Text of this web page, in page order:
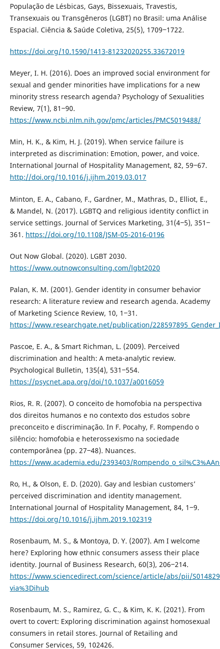
População de Lésbicas, Gays, Bissexuais, Travestis,
Transexuais ou Transgêneros (LGBT) no Brasil: uma Análise
Espacial. Ciência & Saúde Coletiva, 25(5), 1709‒1722.
https://doi.org/10.1590/1413-81232020255.33672019
Meyer, I. H. (2016). Does an improved social environment for
sexual and gender minorities have implications for a new
minority stress research agenda? Psychology of Sexualities
Review, 7(1), 81‒90.
https://www.ncbi.nlm.nih.gov/pmc/articles/PMC5019488/
Min, H. K., & Kim, H. J. (2019). When service failure is
interpreted as discrimination: Emotion, power, and voice.
International Journal of Hospitality Management, 82, 59‒67.
http://doi.org/10.1016/j.ijhm.2019.03.017
Minton, E. A., Cabano, F., Gardner, M., Mathras, D., Elliot, E.,
& Mandel, N. (2017). LGBTQ and religious identity conflict in
service settings. Journal of Services Marketing, 31(4‒5), 351‒
361. https://doi.org/10.1108/JSM-05-2016-0196
Out Now Global. (2020). LGBT 2030.
https://www.outnowconsulting.com/lgbt2020
Palan, K. M. (2001). Gender identity in consumer behavior
research: A literature review and research agenda. Academy
of Marketing Science Review, 10, 1‒31.
https://www.researchgate.net/publication/
Pascoe, E. A., & Smart Richman, L. (2009). Perceived
discrimination and health: A meta-analytic review.
Psychological Bulletin, 135(4), 531‒554.
https://psycnet.apa.org/doi/10.1037/a0016059
Rios, R. R. (2007). O conceito de homofobia na perspectiva
dos direitos humanos e no contexto dos estudos sobre
preconceito e discriminação. In F. Pocahy, F. Rompendo o
silêncio: homofobia e heterossexismo na sociedade
contemporânea (pp. 27‒48). Nuances.
https://www.academia.edu/2393403/
Ro, H., & Olson, E. D. (2020). Gay and lesbian customers’
perceived discrimination and identity management.
International Journal of Hospitality Management, 84, 1‒9.
https://doi.org/10.1016/j.ijhm.2019.102319
Rosenbaum, M. S., & Montoya, D. Y. (2007). Am I welcome
here? Exploring how ethnic consumers assess their place
identity. Journal of Business Research, 60(3), 206‒214.
https://www.sciencedirect.com/science/article/abs/pii/
via%3Dihub
Rosenbaum, M. S., Ramirez, G. C., & Kim, K. K. (2021). From
overt to covert: Exploring discrimination against homosexual
consumers in retail stores. Journal of Retailing and
Consumer Services, 59, 102426.